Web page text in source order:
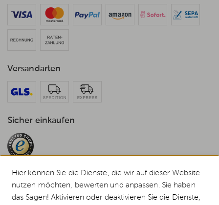
Versandarten
Sicher einkaufen
Hier können Sie die Dienste, die wir auf dieser Website
nutzen möchten, bewerten und anpassen. Sie haben
das Sagen! Aktivieren oder deaktivieren Sie die Dienste,